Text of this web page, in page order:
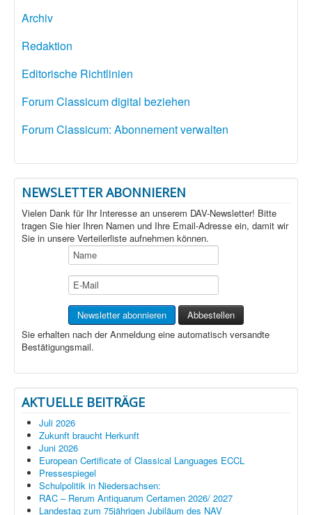
Archiv
Redaktion
Editorische Richtlinien
Forum Classicum digital beziehen
Forum Classicum: Abonnement verwalten
NEWSLETTER ABONNIEREN
Vielen Dank für Ihr Interesse an unserem DAV-Newsletter! Bitte
tragen Sie hier Ihren Namen und Ihre Email-Adresse ein, damit wir
Sie in unsere Verteilerliste aufnehmen können.
Sie erhalten nach der Anmeldung eine automatisch versandte
Bestätigungsmail.
AKTUELLE BEITRÄGE
Juli 2026
Zukunft braucht Herkunft
Juni 2026
European Certificate of Classical Languages ECCL
Pressespiegel
Schulpolitik in Niedersachsen:
RAC – Rerum Antiquarum Certamen 2026/ 2027
Landestag zum 75jährigen Jubiläum des NAV